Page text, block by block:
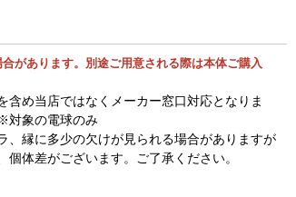
があります。別途ご用意される際は本体ご購入
め当店ではなくメーカー窓口対応となりま
対象の電球のみ
縁に多少の欠けが見られる場合がありますが
体差がございます。ご了承ください。